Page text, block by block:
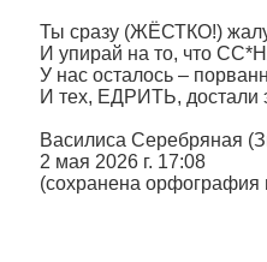
Ты сразу (ЖЁСТКО!)
И упирай на то, что
У нас осталось –
И тех, ЕДРИТЬ, достали
Василиса Серебряная
2 мая 2026 г. 17:08
(сохранена орфография